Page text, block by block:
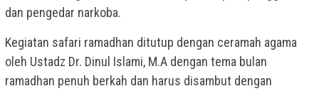
dan pengedar narkoba.
Kegiatan safari ramadhan ditutup dengan ceramah agama
oleh Ustadz Dr. Dinul Islami, M.A dengan tema bulan
ramadhan penuh berkah dan harus disambut dengan